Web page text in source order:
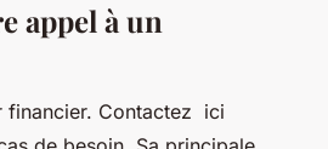
appel à un
financier. Contactez ici